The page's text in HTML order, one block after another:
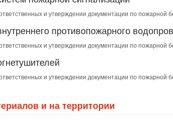
и утверждении документации по пожарной
противопожарного
и утверждении документации по пожарной
и утверждении документации по пожарной
и на территории